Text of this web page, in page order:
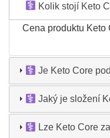
Kolik stojí Keto
Cena produktu Keto
Je Keto Core
Jaký je složení
Lze Keto Core